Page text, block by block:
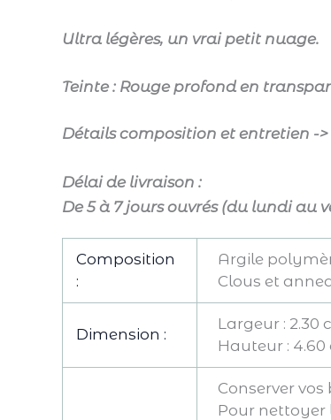
Ultra légères, un vrai petit nuage.
Teinte : Rouge profond en
Détails composition et entretien -
Délai de livraison :
De 5 à 7 jours ouvrés (du lundi au
Composition
:
Argile
Clous et
Dimension :
Largeur : 2.30
Hauteur : 4.60
Conserver
Pour nettoyer